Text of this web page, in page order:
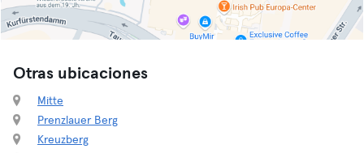
Otras ubicaciones
Mitte
Prenzlauer Berg
Kreuzberg